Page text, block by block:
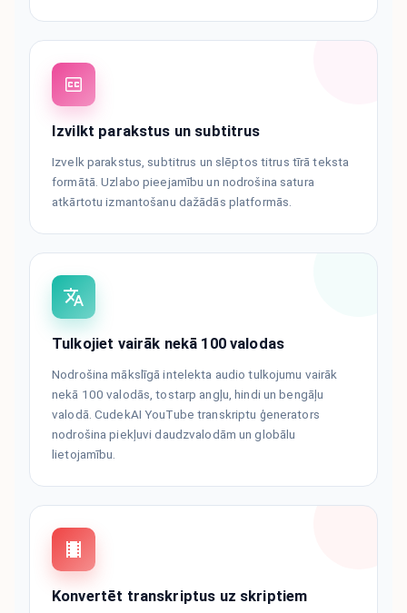
Izvilkt parakstus un subtitrus
Izvelk parakstus, subtitrus un slēptos titrus tīrā teksta
formātā. Uzlabo pieejamību un nodrošina satura
atkārtotu izmantošanu dažādās platformās.
Tulkojiet vairāk nekā 100 valodas
Nodrošina mākslīgā intelekta audio tulkojumu vairāk
nekā 100 valodās, tostarp angļu, hindi un bengāļu
valodā. CudekAI YouTube transkriptu ģenerators
nodrošina piekļuvi daudzvalodām un globālu
lietojamību.
Konvertēt transkriptus uz skriptiem